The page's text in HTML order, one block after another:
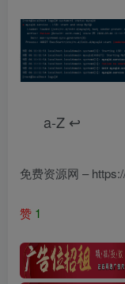
a-Z ↩︎
免费资源网 –
赞 1